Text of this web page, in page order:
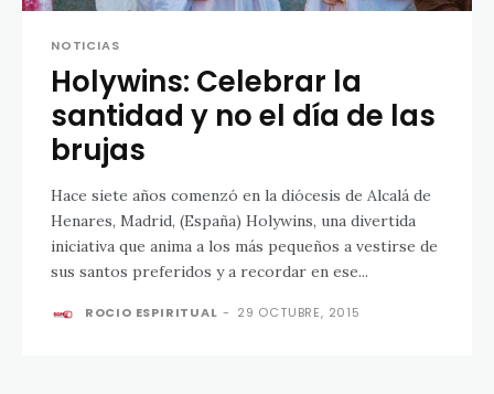
NOTICIAS
Holywins: Celebrar la
santidad y no el día de las
brujas
Hace siete años comenzó en la diócesis de Alcalá de
Henares, Madrid, (España) Holywins, una divertida
iniciativa que anima a los más pequeños a vestirse de
sus santos preferidos y a recordar en ese...
ROCIO ESPIRITUAL - 29 OCTUBRE, 2015